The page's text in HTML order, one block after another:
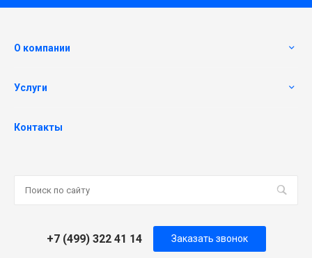
О компании
Услуги
Контакты
+7 (499) 322 41 14 Заказать звонок